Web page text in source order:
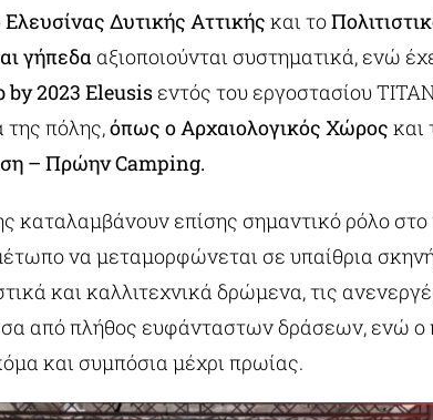
Δυτικής Αττικής και το
γήπεδα αξιοποιούνται συστηματικά, ενώ
2023 Eleusisεντός του εργοστασίου
της πόλης,όπως ο Αρχαιολογικός Χώρος και
– Πρώην Camping.
καταλαμβάνουν επίσης σημαντικό ρόλο
να μεταμορφώνεται σε υπαίθρια
και καλλιτεχνικά δρώμενα, τις
από πλήθος ευφάνταστων δράσεων, ενώ ο
και συμπόσια μέχρι πρωίας.